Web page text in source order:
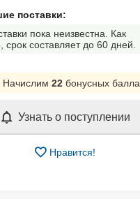
поставки:
пока неизвестна. Как
срок составляет до 60 дней.
Начислим 22 бонусных балла
Узнать о поступлении
Нравится!